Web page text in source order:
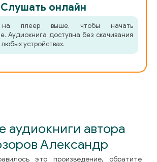
Слушать онлайн
плеер выше, чтобы начать
Аудиокнига доступна без скачивания
устройствах.
аудиокниги автора
Александр
это произведение, обратите